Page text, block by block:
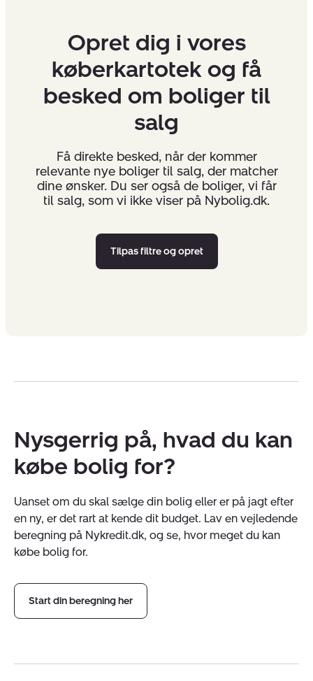
Opret dig i vores
køberkartotek og få
besked om boliger til
salg
Få direkte besked, når der kommer
relevante nye boliger til salg, der matcher
dine ønsker. Du ser også de boliger, vi får
til salg, som vi ikke viser på Nybolig.dk.
Tilpas filtre og opret
Nysgerrig på, hvad du kan
købe bolig for?
Uanset om du skal sælge din bolig eller er på jagt efter
en ny, er det rart at kende dit budget. Lav en vejledende
beregning på Nykredit.dk, og se, hvor meget du kan
købe bolig for.
Start din beregning her